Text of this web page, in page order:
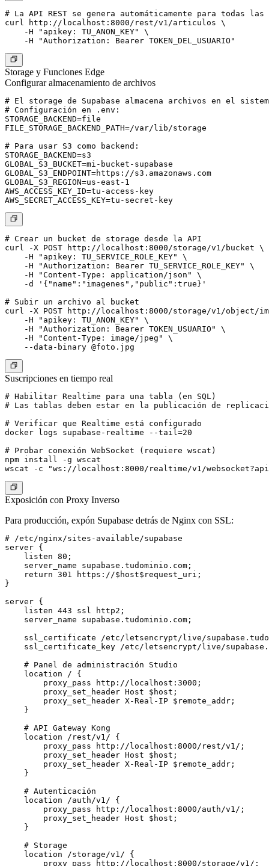
# La API REST se genera automáticamente para todas
curl http://localhost:8000/rest/v1/articulos \
    -H "apikey: TU_ANON_KEY" \
Storage y Funciones Edge
Configurar almacenamiento de archivos
# El storage de Supabase almacena archivos en el
# Configuración en .env:
STORAGE_BACKEND=file
FILE_STORAGE_BACKEND_PATH=/var/lib/storage
# Para usar S3 como backend:
STORAGE_BACKEND=s3
GLOBAL_S3_BUCKET=mi-bucket-supabase
GLOBAL_S3_ENDPOINT=https://s3.amazonaws.com
GLOBAL_S3_REGION=us-east-1
AWS_ACCESS_KEY_ID=tu-access-key
# Crear un bucket de storage desde la API
curl -X POST http://localhost:8000/storage/v1/bucket \
    -H "apikey: TU_SERVICE_ROLE_KEY" \
    -H "Authorization: Bearer TU_SERVICE_ROLE_KEY" \
    -H "Content-Type: application/json" \
    -d '{"name":"imagenes","public":true}'
# Subir un archivo al bucket
curl -X POST http://localhost:8000/storage/v1/object/
    -H "apikey: TU_ANON_KEY" \
    -H "Authorization: Bearer TOKEN_USUARIO" \
    -H "Content-Type: image/jpeg" \
Suscripciones en tiempo real
# Habilitar Realtime para una tabla (en SQL)
# Las tablas deben estar en la publicación de
# Verificar que Realtime está configurado
docker logs supabase-realtime --tail=20
# Probar conexión WebSocket (requiere wscat)
npm install -g wscat
Exposición con Proxy Inverso
Para producción, expón Supabase detrás de Nginx con SSL:
# /etc/nginx/sites-available/supabase
server {
    listen 80;
    server_name supabase.tudominio.com;
    return 301 https://$host$request_uri;
}
server {
    listen 443 ssl http2;
    server_name supabase.tudominio.com;
ssl_certificate /etc/letsencrypt/live/
ssl_certificate_key /etc/letsencrypt/live/
    # Panel de administración Studio
    location / {
        proxy_pass http://localhost:3000;
        proxy_set_header Host $host;
        proxy_set_header X-Real-IP $remote_addr;
    }
    # API Gateway Kong
    location /rest/v1/ {
        proxy_pass http://localhost:8000/rest/v1/;
        proxy_set_header Host $host;
        proxy_set_header X-Real-IP $remote_addr;
    }
    # Autenticación
    location /auth/v1/ {
        proxy_pass http://localhost:8000/auth/v1/;
        proxy_set_header Host $host;
    }
    # Storage
    location /storage/v1/ {
        proxy_pass http://localhost:8000/storage/v1/;